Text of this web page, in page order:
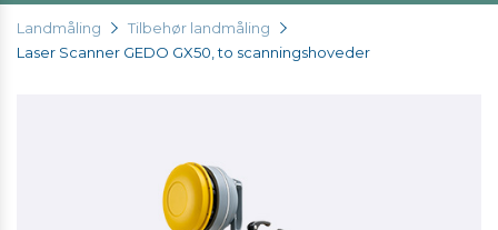
Landmåling
Tilbehør landmåling
Laser Scanner GEDO GX50, to scanningshoveder